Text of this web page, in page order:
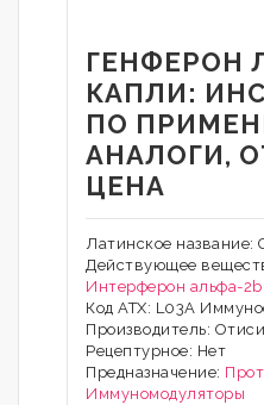
ГЕНФЕРОН
КАПЛИ:
ПО
АНАЛОГИ,
ЦЕНА
Латинское название:
Действующее
Интерферон альфа-2b
Код АТХ: L03A
Производитель:
Рецептурное: Нет
Предназначение:
Иммуномодуляторы